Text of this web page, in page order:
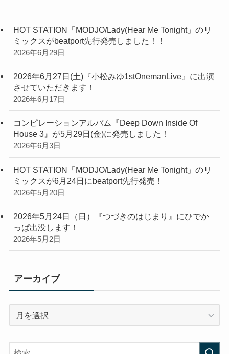
HOT STATION「MODJO/Lady(Hear Me Tonight」のリ
ミックスがbeatport先行発売しました！！
2026年6月29日
2026年6月27日(土)『小松みゆ1stOnemanLive』に出演
させていただきます！
2026年6月17日
コンピレーションアルバム『Deep Down Inside Of
House 3』が5月29日(金)に発売しました！
2026年6月3日
HOT STATION「MODJO/Lady(Hear Me Tonight」のリ
ミックスが6月24日にbeatport先行発売！
2026年5月20日
2026年5月24日（日）『つづきのはじまり』にひでか
っぱ出没します！
2026年5月2日
アーカイブ
イ